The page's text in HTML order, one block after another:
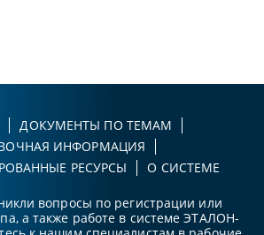
ДОКУМЕНТЫ ПО ТЕМАМ
ИНФОРМАЦИЯ
РЕСУРСЫ
О СИСТЕМЕ
вопросы по регистрации или
а также работе в системе ЭТАЛОН-